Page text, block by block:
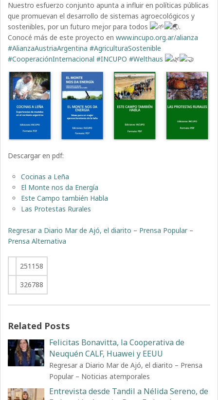
Nuestro esfuerzo conjunto apunta a influir en políticas públicas
que promuevan el desarrollo de sistemas agroecológicos y
sostenibles, por un futuro mejor para todos
.
Conocé más de este proyecto enwww.incupo.org.ar/alianza
#AlianzaAustriaArgentina #AgriculturaSostenible
#CooperaciónInternacional #INCUPO #Welthaus
Descargar en pdf:
Cocinas a Leña
El Monte nos da Energía
Este Campo también Habla
Las Protestas Rurales
Regresar a Diario Mar de Ajó, el diarito – Prensa Popular –
Prensa Alternativa
251158
326788
Related Posts
Felicitas Bonavitta, la Cooperativa de
Neuquén CALF, Huawei y EEUU
Regresar a Diario Mar de Ajó, el diarito – Prensa
Popular – Noticias atemporales
Entrevista desde Tandil a Nélida Sereno, de